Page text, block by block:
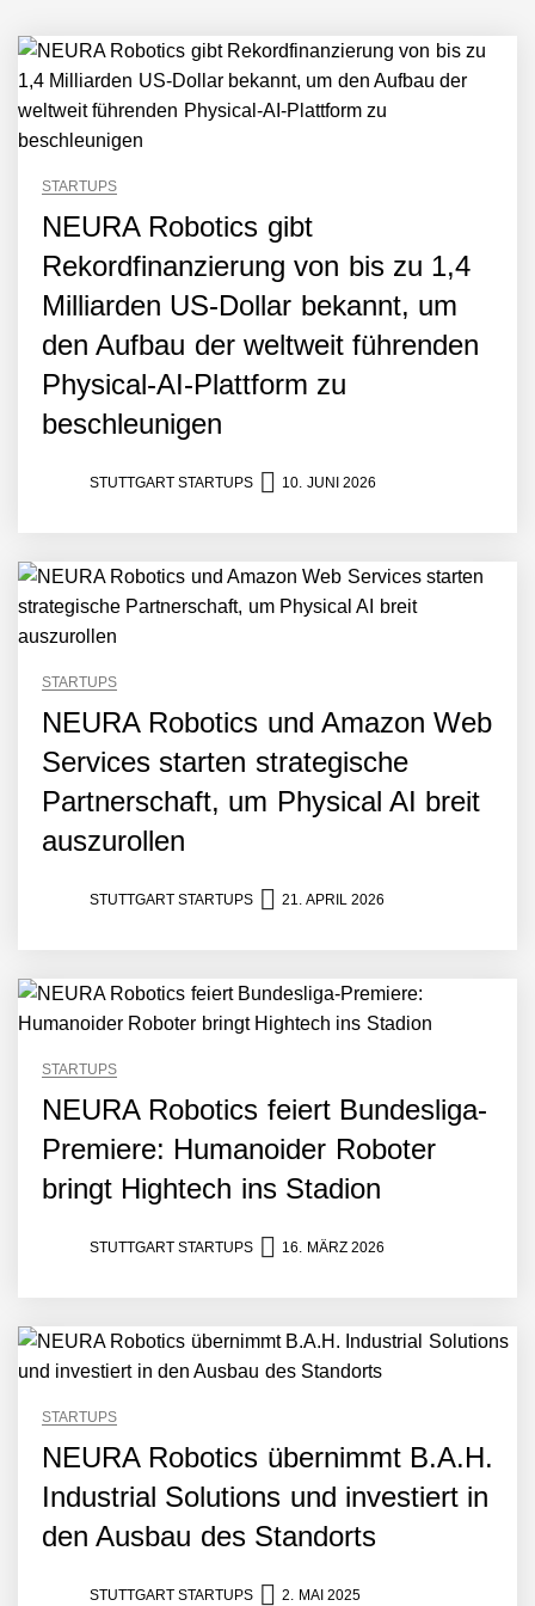
STARTUPS
NEURA Robotics gibt
Rekordfinanzierung von bis zu 1,4
Milliarden US-Dollar bekannt, um
den Aufbau der weltweit führenden
Physical-AI-Plattform zu
beschleunigen
STUTTGART STARTUPS 10. JUNI 2026
STARTUPS
NEURA Robotics und Amazon Web
Services starten strategische
Partnerschaft, um Physical AI breit
auszurollen
STUTTGART STARTUPS 21. APRIL 2026
STARTUPS
NEURA Robotics feiert Bundesliga-
Premiere: Humanoider Roboter
bringt Hightech ins Stadion
STUTTGART STARTUPS 16. MÄRZ 2026
STARTUPS
NEURA Robotics übernimmt B.A.H.
Industrial Solutions und investiert in
den Ausbau des Standorts
STUTTGART STARTUPS 2. MAI 2025